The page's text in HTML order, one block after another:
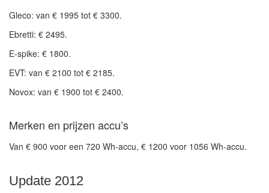
Gleco: van € 1995 tot € 3300.
Ebretti: € 2495.
E-spike: € 1800.
EVT: van € 2100 tot € 2185.
Novox: van € 1900 tot € 2400.
Merken en prijzen accu’s
Van € 900 voor een 720 Wh-accu, € 1200 voor 1056 Wh-accu.
Update 2012